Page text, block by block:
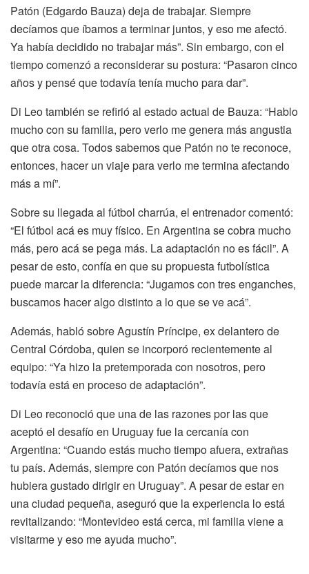
Patón (Edgardo Bauza) deja de trabajar. Siempre
decíamos que íbamos a terminar juntos, y eso me afectó.
Ya había decidido no trabajar más”. Sin embargo, con el
tiempo comenzó a reconsiderar su postura: “Pasaron cinco
años y pensé que todavía tenía mucho para dar”.
Di Leo también se refirió al estado actual de Bauza: “Hablo
mucho con su familia, pero verlo me genera más angustia
que otra cosa. Todos sabemos que Patón no te reconoce,
entonces, hacer un viaje para verlo me termina afectando
más a mí”.
Sobre su llegada al fútbol charrúa, el entrenador comentó:
“El fútbol acá es muy físico. En Argentina se cobra mucho
más, pero acá se pega más. La adaptación no es fácil”. A
pesar de esto, confía en que su propuesta futbolística
puede marcar la diferencia: “Jugamos con tres enganches,
buscamos hacer algo distinto a lo que se ve acá”.
Además, habló sobre Agustín Príncipe, ex delantero de
Central Córdoba, quien se incorporó recientemente al
equipo: “Ya hizo la pretemporada con nosotros, pero
todavía está en proceso de adaptación”.
Di Leo reconoció que una de las razones por las que
aceptó el desafío en Uruguay fue la cercanía con
Argentina: “Cuando estás mucho tiempo afuera, extrañas
tu país. Además, siempre con Patón decíamos que nos
hubiera gustado dirigir en Uruguay”. A pesar de estar en
una ciudad pequeña, aseguró que la experiencia lo está
revitalizando: “Montevideo está cerca, mi familia viene a
visitarme y eso me ayuda mucho”.